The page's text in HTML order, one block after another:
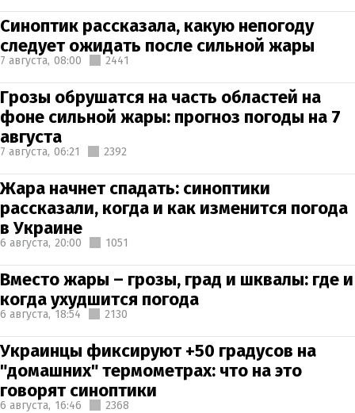
Синоптик рассказала, какую непогоду
следует ожидать после сильной жары
7 августа, 08:00 2441
Грозы обрушатся на часть областей на
фоне сильной жары: прогноз погоды на 7
августа
7 августа, 06:21 2392
Жара начнет спадать: синоптики
рассказали, когда и как изменится погода
в Украине
6 августа, 20:00 1051
Вместо жары – грозы, град и шквалы: где и
когда ухудшится погода
6 августа, 18:54 2130
Украинцы фиксируют +50 градусов на
"домашних" термометрах: что на это
говорят синоптики
6 августа, 16:46 2368